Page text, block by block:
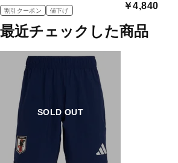
割引クーポン 値下げ ￥4,840
最近チェックした商品
SOLD OUT